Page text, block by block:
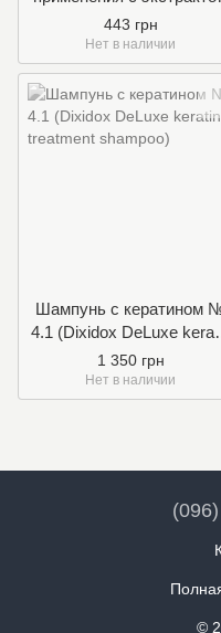
граната 2/S2
443 грн
Нет в наличии
Шампунь с кератином
4.1 (Dixidox DeLuxe
treatment shampoo)
1 350 грн
Нет в наличии
©